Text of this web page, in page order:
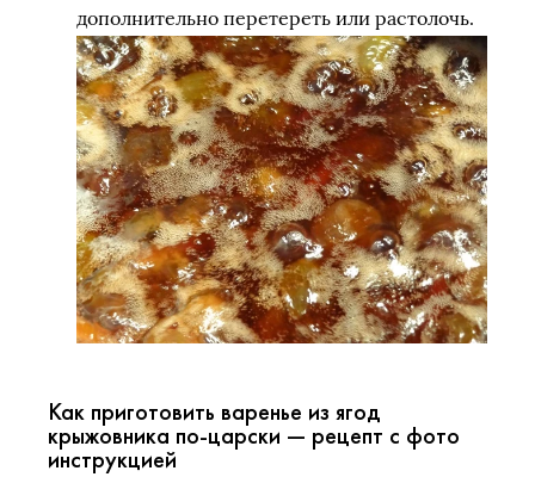
дополнительно перетереть или растолочь.
Как приготовить варенье из ягод
крыжовника по-царски — рецепт с фото
инструкцией